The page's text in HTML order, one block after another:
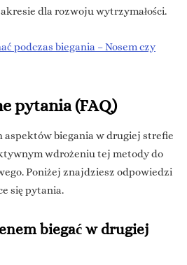
dla rozwoju wytrzymałości.
podczas biegania – Nosem czy
pytania (FAQ)
biegania w drugiej strefie
wdrożeniu tej metody do
Poniżej znajdziesz odpowiedzi
się pytania.
biegać w drugiej